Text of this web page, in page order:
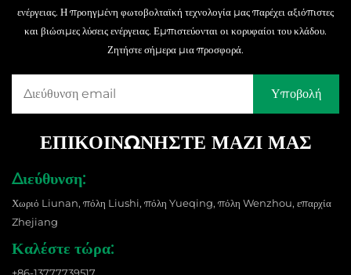
ενέργειας. Η προηγμένη φωτοβολταϊκή τεχνολογία μας παρέχει αξιόπιστες
και βιώσιμες λύσεις ενέργειας. Εμπιστεύονται οι κορυφαίοι του κλάδου.
Ζητήστε σήμερα μια προσφορά.
ΕΠΙΚΟΙΝΩΝΗΣΤΕ ΜΑΖΙ ΜΑΣ
Διεύθυνση:
Χωριό Liunan, πόλη Liushi, πόλη Yueqing, πόλη Wenzhou, επαρχία
Zhejiang
Καλέστε τώρα: